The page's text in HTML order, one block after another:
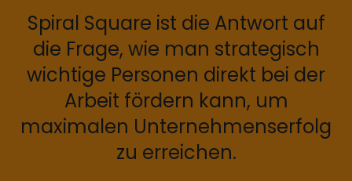
Spiral Square ist die Antwort auf
die Frage, wie man strategisch
wichtige Personen direkt bei der
Arbeit fördern kann, um
maximalen Unternehmenserfolg
zu erreichen.